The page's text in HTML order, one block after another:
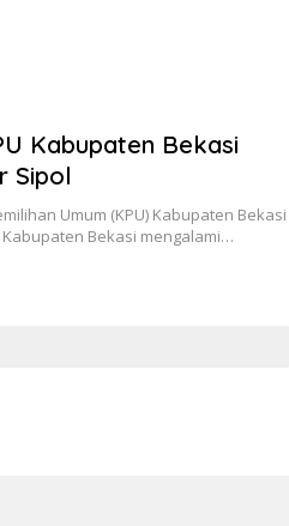
Kabupaten Bekasi
Sipol
Umum (KPU) Kabupaten Bekasi
Bekasi mengalami…